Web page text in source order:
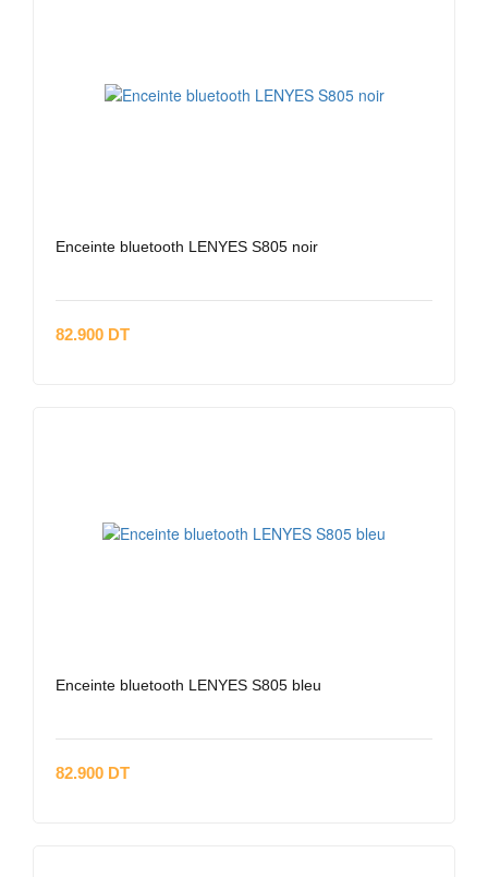
Enceinte bluetooth LENYES S805 noir
82.900 DT
Enceinte bluetooth LENYES S805 bleu
82.900 DT